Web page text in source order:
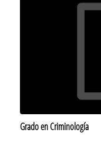
Grado en Criminología